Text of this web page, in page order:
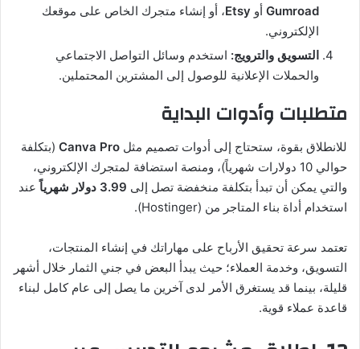
Gumroad أو Etsy، أو إنشاء متجرك الخاص على موقعك
الإلكتروني.
التسويق والترويج: استخدم وسائل التواصل الاجتماعي
والحملات الإعلانية للوصول إلى المشترين المحتملين.
متطلبات وأدوات البداية
للانطلاق بقوة، ستحتاج إلى أدوات تصميم مثل Canva Pro (بتكلفة
حوالي 10 دولارات شهرياً)، ومنصة استضافة لمتجرك الإلكتروني،
والتي يمكن أن تبدأ بتكلفة منخفضة تصل إلى 3.99 دولار شهرياً
عند
استخدام أداة بناء المتاجر من (Hostinger).
تعتمد سرعة تحقيق الأرباح على مهاراتك في إنشاء المنتجات،
التسويق، وخدمة العملاء؛ حيث يبدأ البعض في جني الثمار خلال أشهر
قليلة، بينما قد يستغرق الأمر لدى آخرين ما يصل إلى عام كامل لبناء
قاعدة عملاء قوية.